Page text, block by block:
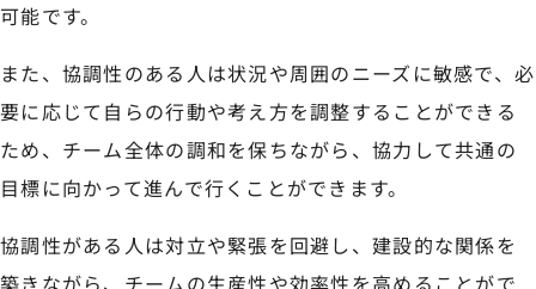
可能です。
また、協調性のある人は状況や周囲のニーズに敏感で、必
要に応じて自らの行動や考え方を調整することができる
ため、チーム全体の調和を保ちながら、協力して共通の
目標に向かって進んで行くことができます。
協調性がある人は対立や緊張を回避し、建設的な関係を
築きながら、チームの生産性や効率性を高めることがで